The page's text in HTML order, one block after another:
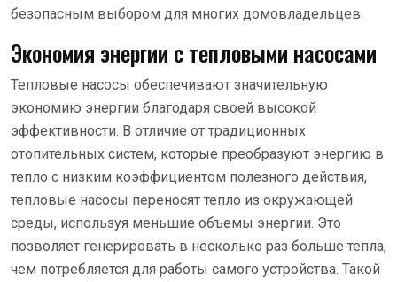
безопасным выбором для многих домовладельцев.
Экономия энергии с тепловыми насосами
Тепловые насосы обеспечивают значительную
экономию энергии благодаря своей высокой
эффективности. В отличие от традиционных
отопительных систем, которые преобразуют энергию в
тепло с низким коэффициентом полезного действия,
тепловые насосы переносят тепло из окружающей
среды, используя меньшие объемы энергии. Это
позволяет генерировать в несколько раз больше тепла,
чем потребляется для работы самого устройства. Такой